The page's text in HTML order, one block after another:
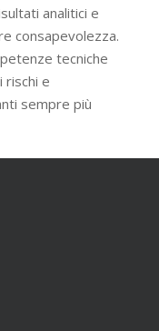
analitici e
consapevolezza.
tecniche
rischi e
sempre più